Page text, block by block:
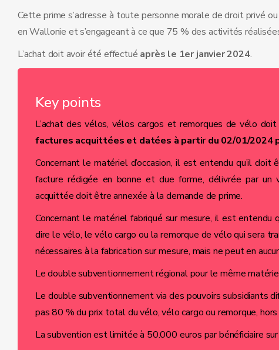
Cette prime s’adresse à toute personne morale de droit privé
en Wallonie et s’engageant à ce que 75 % des activités
L’achat doit avoir été effectué après le 1er janvier 2024.
Key points
L’achat des vélos, vélos cargos et remorques de vélo
factures acquittées et datées à partir du 02/01/2024
Concernant le matériel d’occasion, il est entendu qu’il doit
facture rédigée en bonne et due forme, délivrée par un
acquittée doit être annexée à la demande de prime.
Concernant le matériel fabriqué sur mesure, il est entendu
dire le vélo, le vélo cargo ou la remorque de vélo qui sera
nécessaires à la fabrication sur mesure, mais ne peut en
Le double subventionnement régional pour le même
Le double subventionnement via des pouvoirs subsidiants
pas 80 % du prix total du vélo, vélo cargo ou remorque,
La subvention est limitée à 50.000 euros par bénéficiaire